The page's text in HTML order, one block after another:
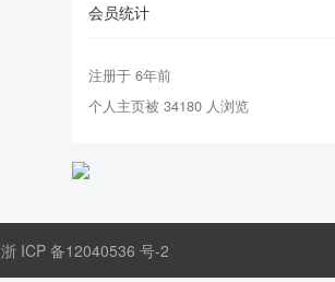
会员统计
注册于 6年前
个人主页被 34180 人浏览
浙 ICP 备12040536 号-2